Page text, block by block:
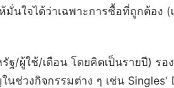
นใจได้ว่าเฉพาะการซื้อที่ถูกต้อง
/ผู้ใช้/เดือน โดยคิดเป็นรายปี) รอ
ช่วงกิจกรรมต่าง ๆ เช่น Singles'